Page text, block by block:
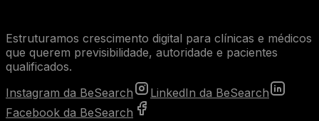
Estruturamos crescimento digital para clínicas e médicos
que querem previsibilidade, autoridade e pacientes
qualificados.
Instagram da BeSearch
LinkedIn da BeSearch
Facebook da BeSearch